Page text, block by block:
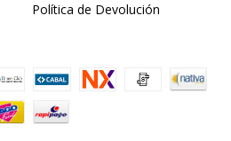
Política de Devolución